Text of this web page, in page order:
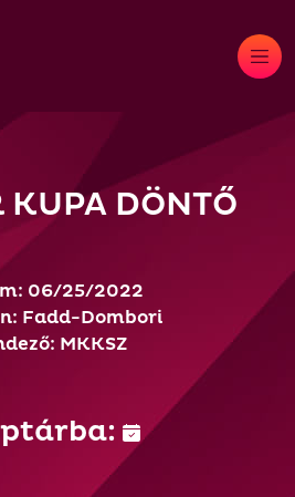
KUPA DÖNTŐ
06/25/2022
Fadd-Dombori
MKKSZ